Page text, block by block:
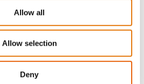
Allow all
Allow selection
Deny
Ο πλήρης οδηγός